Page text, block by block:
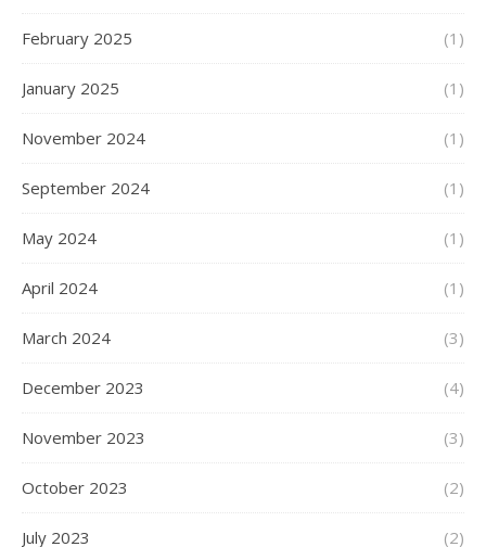
February 2025 (1)
January 2025 (1)
November 2024 (1)
September 2024 (1)
May 2024 (1)
April 2024 (1)
March 2024 (3)
December 2023 (4)
November 2023 (3)
October 2023 (2)
July 2023 (2)